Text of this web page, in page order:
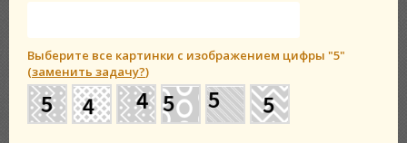
Выберите все картинки с изображением цифры "5"
(заменить задачу?)